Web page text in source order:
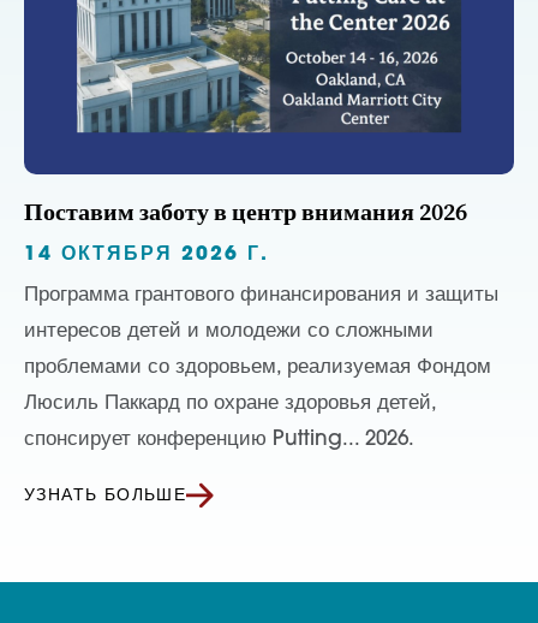
Поставим заботу в центр внимания 2026
14 ОКТЯБРЯ 2026 Г.
Программа грантового финансирования и защиты
интересов детей и молодежи со сложными
проблемами со здоровьем, реализуемая Фондом
Люсиль Паккард по охране здоровья детей,
спонсирует конференцию Putting... 2026.
УЗНАТЬ БОЛЬШЕ